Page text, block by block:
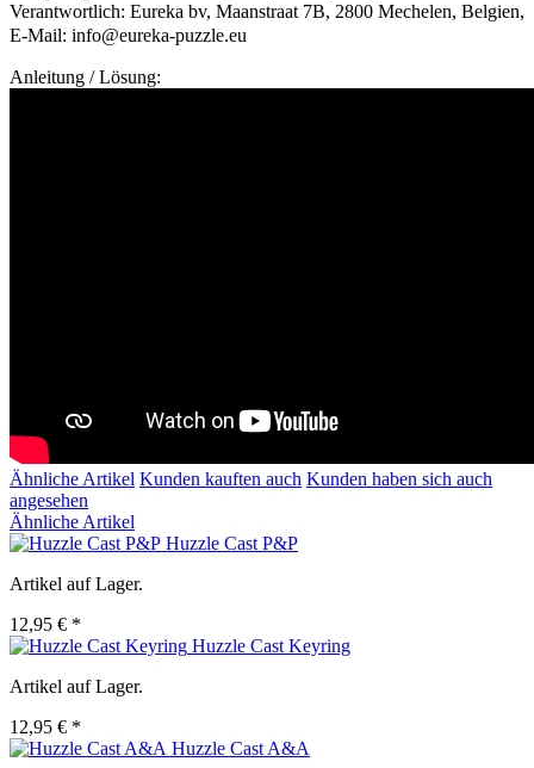
Verantwortlich: Eureka bv, Maanstraat 7B, 2800 Mechelen, Belgien,
E-Mail: info@eureka-puzzle.eu
Anleitung / Lösung:
Ähnliche Artikel Kunden kauften auch Kunden haben sich auch
angesehen
Ähnliche Artikel
Huzzle Cast P&P
Artikel auf Lager.
12,95 € *
Huzzle Cast Keyring
Artikel auf Lager.
12,95 € *
Huzzle Cast A&A